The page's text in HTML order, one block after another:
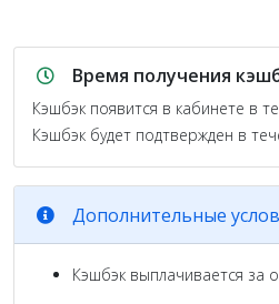
Время получения
Кэшбэк появится в кабинете в
Кэшбэк будет подтвержден в
Дополнительные
Кэшбэк выплачивается за